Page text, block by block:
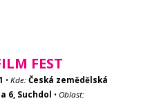
FEST
• Kde: Česká zemědělská
6, Suchdol • Oblast: